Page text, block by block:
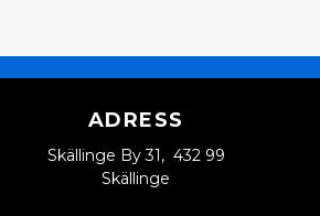
ADRESS
Skällinge By 31, 432 99
Skällinge